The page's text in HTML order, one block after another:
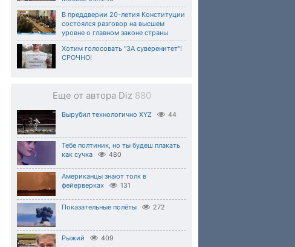
В преддверии 20-летия Конституции
состоялся разговор на высшем
уровне о главном законе страны
Хотим голосовать "ЗА суверенитет"!
СРОЧНО!
Еще от автора Diz 880
Вырубил технологично XYZ 44
Тебе полтиник, но ты будеш плакать
как сучка
480
Американцы знают толк в
фейерверках
131
Показательные полёты 272
Рыжий 409